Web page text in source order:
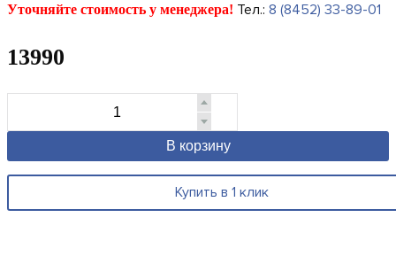
Уточняйте стоимость у менеджера! Тел.: 8 (8452) 33-89-01
13990
В корзину
Купить в 1 клик